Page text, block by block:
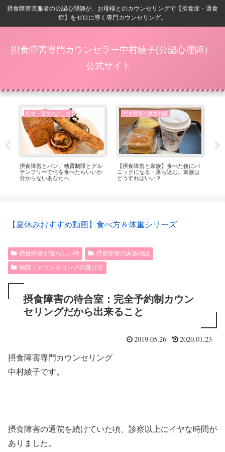
摂食障害克服者の公認心理師が、お母様とのカウンセリングで【拒食症・過食
症】をゼロに導く専門カウンセリング。
摂食障害専門カウンセラー中村綾子(公認心理師）
公式サイト
拒食・過食の治し方
摂食障害とパン。糖質制限とグル
テンフリーで何を食べたらいいか
分からないあなたへ
摂食障害の家族相談
【摂食障害と家族】食べた後にパ
ニックになる・落ち込む。家族は
どうすればいい？
【夏休みおすすめ動画】食べ方＆体重シリーズ
摂食障害が疑わしい時
摂食障害の家族相談
病院・カウンセリングの選び方
摂食障害の待合室：完全予約制カウン
セリングだから出来ること
2019.05.26 2020.01.23
摂食障害専門カウンセリング
中村綾子です。
摂食障害の通院を続けていた頃、診察以上にイヤな時間が
ありました。